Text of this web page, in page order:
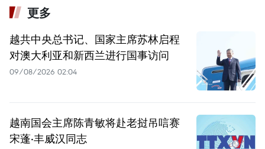
更多
越共中央总书记、国家主席苏林启程
对澳大利亚和新西兰进行国事访问
09/08/2026 02:04
越南国会主席陈青敏将赴老挝吊唁赛
宋蓬·丰威汉同志